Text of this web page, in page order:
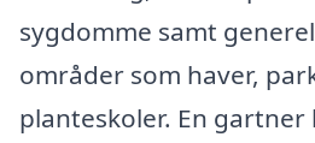
sygdomme samt
områder som haver,
planteskoler. En gartner